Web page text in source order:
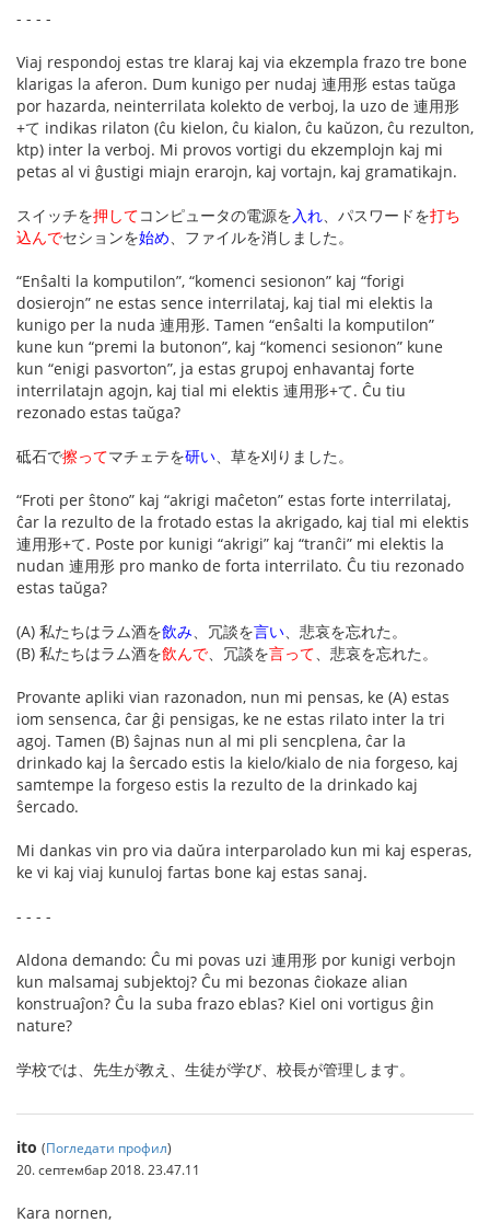
- - - -
Viaj respondoj estas tre klaraj kaj via ekzempla frazo tre bone
klarigas la aferon. Dum kunigo per nudaj 連用形 estas taŭga
por hazarda, neinterrilata kolekto de verboj, la uzo de 連用形
+て indikas rilaton (ĉu kielon, ĉu kialon, ĉu kaŭzon, ĉu rezulton,
ktp) inter la verboj. Mi provos vortigi du ekzemplojn kaj mi
petas al vi ĝustigi miajn erarojn, kaj vortajn, kaj gramatikajn.
スイッチを押してコンピュータの電源を入れ、パスワードを打ち
込んでセションを始め、ファイルを消しました。
“Enŝalti la komputilon”, “komenci sesionon” kaj “forigi
dosierojn” ne estas sence interrilataj, kaj tial mi elektis la
kunigo per la nuda 連用形. Tamen “enŝalti la komputilon”
kune kun “premi la butonon”, kaj “komenci sesionon” kune
kun “enigi pasvorton”, ja estas grupoj enhavantaj forte
interrilatajn agojn, kaj tial mi elektis 連用形+て. Ĉu tiu
rezonado estas taŭga?
砥石で擦ってマチェテを研い、草を刈りました。
“Froti per ŝtono” kaj “akrigi maĉeton” estas forte interrilataj,
ĉar la rezulto de la frotado estas la akrigado, kaj tial mi elektis
連用形+て. Poste por kunigi “akrigi” kaj “tranĉi” mi elektis la
nudan 連用形 pro manko de forta interrilato. Ĉu tiu rezonado
estas taŭga?
(A) 私たちはラム酒を飲み、冗談を言い、悲哀を忘れた。
(B) 私たちはラム酒を飲んで、冗談を言って、悲哀を忘れた。
Provante apliki vian razonadon, nun mi pensas, ke (A) estas
iom sensenca, ĉar ĝi pensigas, ke ne estas rilato inter la tri
agoj. Tamen (B) ŝajnas nun al mi pli sencplena, ĉar la
drinkado kaj la ŝercado estis la kielo/kialo de nia forgeso, kaj
samtempe la forgeso estis la rezulto de la drinkado kaj
ŝercado.
Mi dankas vin pro via daŭra interparolado kun mi kaj esperas,
ke vi kaj viaj kunuloj fartas bone kaj estas sanaj.
- - - -
Aldona demando: Ĉu mi povas uzi 連用形 por kunigi verbojn
kun malsamaj subjektoj? Ĉu mi bezonas ĉiokaze alian
konstruaĵon? Ĉu la suba frazo eblas? Kiel oni vortigus ĝin
nature?
学校では、先生が教え、生徒が学び、校長が管理します。
ito (Погледати профил)
20. септембар 2018. 23.47.11
Kara nornen,